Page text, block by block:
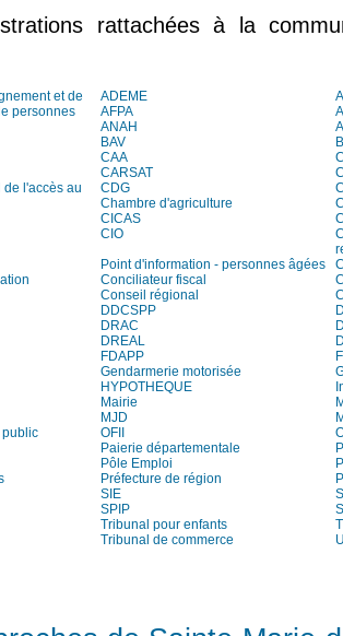
rattachées à la
et de
personnes
ADEME
AFPA
ANAH
BAV
CAA
CARSAT
l'accès au
CDG
Chambre d'agriculture
CICAS
CIO
Point d'information - personnes âgées
Conciliateur fiscal
Conseil régional
DDCSPP
DRAC
DREAL
FDAPP
Gendarmerie motorisée
HYPOTHEQUE
Mairie
MJD
public
OFII
Paierie départementale
Pôle Emploi
Préfecture de région
SIE
SPIP
Tribunal pour enfants
Tribunal de commerce